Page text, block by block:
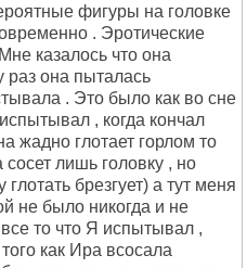
фигуры на головке
. Эротические
казалось что она
раз она пыталась
. Это было как во сне
, когда кончал
жадно глотает горлом то
лишь головку , но
брезгует) а тут меня
не было никогда и не
то что Я испытывал ,
как Ира всосала